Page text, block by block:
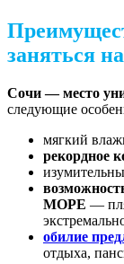
заняться
Сочи — место
следующие
мягкий
рекордное
МОРЕ —
обилие
отдыха,